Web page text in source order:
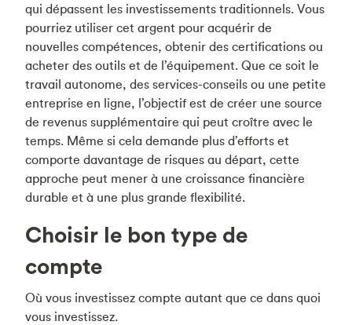
qui dépassent les investissements traditionnels. Vous
pourriez utiliser cet argent pour acquérir de
nouvelles compétences, obtenir des certifications ou
acheter des outils et de l’équipement. Que ce soit le
travail autonome, des services-conseils ou une petite
entreprise en ligne, l’objectif est de créer une source
de revenus supplémentaire qui peut croître avec le
temps. Même si cela demande plus d’efforts et
comporte davantage de risques au départ, cette
approche peut mener à une croissance financière
durable et à une plus grande flexibilité.
Choisir le bon type de
compte
Où vous investissez compte autant que ce dans quoi
vous investissez.